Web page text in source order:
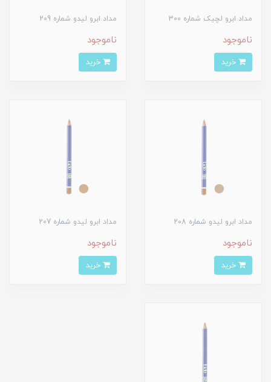
مداد ابرو لچیک شماره 300
ناموجود
مداد ابرو لیدو شماره 209
ناموجود
مداد ابرو لیدو شماره 208
ناموجود
مداد ابرو لیدو شماره 207
ناموجود